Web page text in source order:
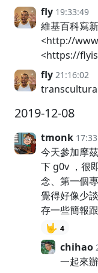
fly 19:33:49
維基百科寫
<http://
<https://
fly 21:16:02
2019-12-08
tmonk
今天參加摩
下 g0v ，很
念、第一個
覺得好像少
存一些簡報
🤟 4
chihao
一起來